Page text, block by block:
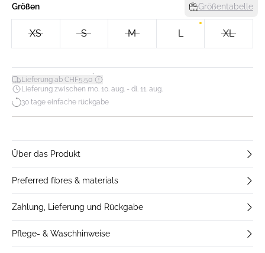
Größen Größentabelle
XS S M L XL
Lieferung ab CHF5.50*
Lieferung zwischen mo. 10. aug. - di. 11. aug.
30 tage einfache rückgabe
Über das Produkt
Preferred fibres & materials
Zahlung, Lieferung und Rückgabe
Pflege- & Waschhinweise